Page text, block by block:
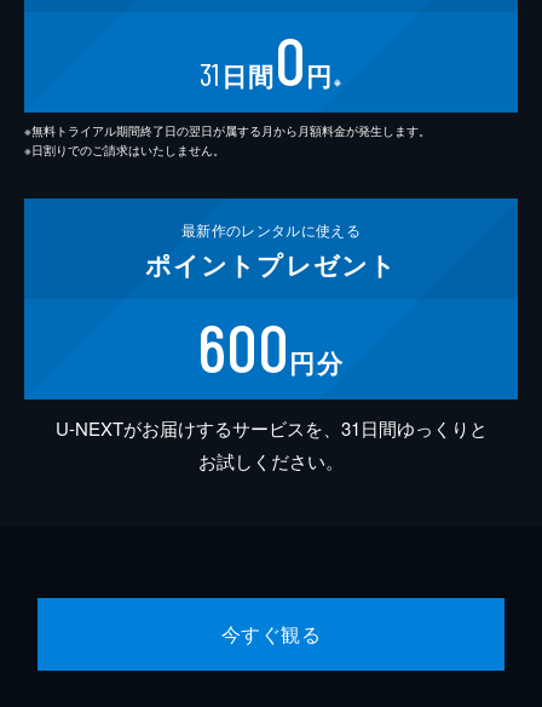
31 日間0円 ※
※無料トライアル期間終了日の翌日が属する月から月額料金が発生します。
※日割りでのご請求はいたしません。
最新作のレンタルに使える
ポイント プレゼント
600円分
U-NEXTがお届けするサービスを、31日間ゆっくりと
お試しください。
今すぐ観る